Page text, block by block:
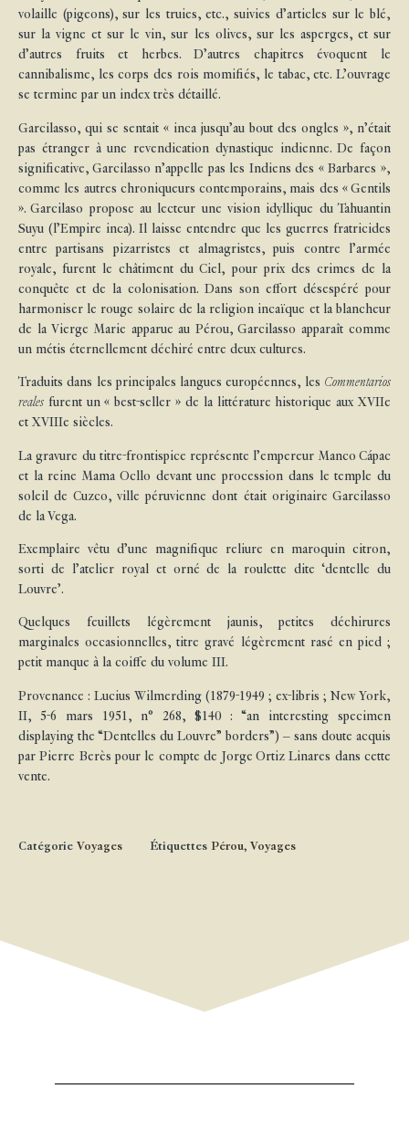
volaille (pigeons), sur les truies, etc., suivies d’articles sur le blé,
sur la vigne et sur le vin, sur les olives, sur les asperges, et sur
d’autres fruits et herbes. D’autres chapitres évoquent le
cannibalisme, les corps des rois momifiés, le tabac, etc. L’ouvrage
se termine par un index très détaillé.
Garcilasso, qui se sentait « inca jusqu’au bout des ongles », n’était
pas étranger à une revendication dynastique indienne. De façon
significative, Garcilasso n’appelle pas les Indiens des « Barbares »,
comme les autres chroniqueurs contemporains, mais des « Gentils
». Garcilaso propose au lecteur une vision idyllique du Tahuantin
Suyu (l’Empire inca). Il laisse entendre que les guerres fratricides
entre partisans pizarristes et almagristes, puis contre l’armée
royale, furent le châtiment du Ciel, pour prix des crimes de la
conquête et de la colonisation. Dans son effort désespéré pour
harmoniser le rouge solaire de la religion incaïque et la blancheur
de la Vierge Marie apparue au Pérou, Garcilasso apparaît comme
un métis éternellement déchiré entre deux cultures.
Traduits dans les principales langues européennes, les Commentarios
reales furent un « best-seller » de la littérature historique aux XVIIe
et XVIIIe siècles.
La gravure du titre-frontispice représente l’empereur Manco Cápac
et la reine Mama Ocllo devant une procession dans le temple du
soleil de Cuzco, ville péruvienne dont était originaire Garcilasso
de la Vega.
Exemplaire vêtu d’une magnifique reliure en maroquin citron,
sorti de l’atelier royal et orné de la roulette dite ‘dentelle du
Louvre’.
Quelques feuillets légèrement jaunis, petites déchirures
marginales occasionnelles, titre gravé légèrement rasé en pied ;
petit manque à la coiffe du volume III.
Provenance : Lucius Wilmerding (1879-1949 ; ex-libris ; New York,
II, 5-6 mars 1951, n° 268, $140 : “an interesting specimen
displaying the “Dentelles du Louvre” borders”) – sans doute acquis
par Pierre Berès pour le compte de Jorge Ortiz Linares dans cette
vente.
Catégorie Voyages Étiquettes Pérou, Voyages